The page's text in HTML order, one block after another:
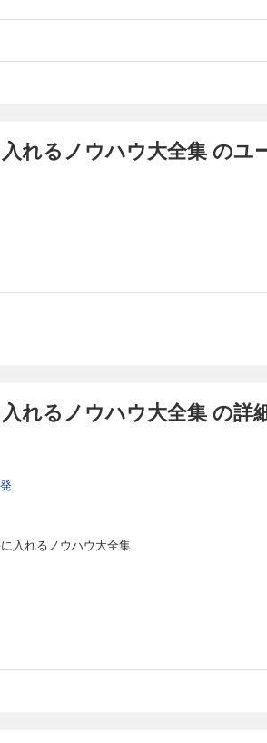
手でも安心！ゼロから身につくプレゼン術」
ら学ぶ ビジネスを加速させる人脈術」
関係のストレスを消す！ 心の片付け術」
知っている 賢くお金と付き合う21の方法」
節約術で賢くお金を貯める本」
ーソンのためのメンタル健康法 大全」■
中を押してくれる仕事に役立つ名言」
嫌だ！と思ったら読む本『やりたい』を見つける
だ！と思ったときに読む本 ネガティブがポジテ
れるノウハウ大全集 のユ
れるノウハウ大全集 の詳
入れるノウハウ大全集